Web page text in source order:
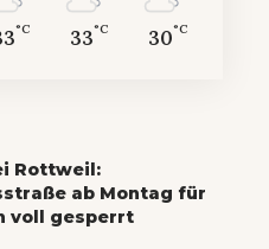
°C 33°C 30°C
Rottweil:
ab Montag für
voll gesperrt